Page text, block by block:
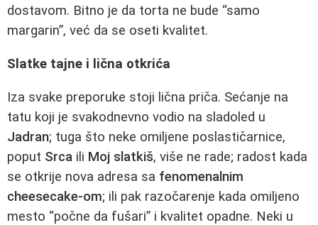
dostavom. Bitno je da torta ne bude “samo
margarin”, već da se oseti kvalitet.
Slatke tajne i lična otkrića
Iza svake preporuke stoji lična priča. Sećanje na
tatu koji je svakodnevno vodio na sladoled u
Jadran; tuga što neke omiljene poslastičarnice,
poput Srca ili Moj slatkiš, više ne rade; radost kada
se otkrije nova adresa sa fenomenalnim
cheesecake-om; ili pak razočarenje kada omiljeno
mesto “počne da fušari” i kvalitet opadne. Neki u